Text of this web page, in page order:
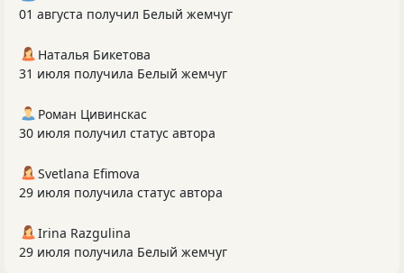
01 августа получил Белый жемчуг
Наталья Бикетова
31 июля получила Белый жемчуг
Роман Цивинскас
30 июля получил статус автора
Svetlana Efimova
29 июля получила статус автора
Irina Razgulina
29 июля получила Белый жемчуг